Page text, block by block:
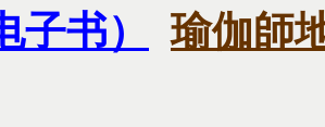
子书） 瑜伽師